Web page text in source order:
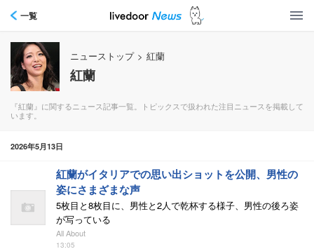
一覧
ニューストップ > 紅蘭
紅蘭
『紅蘭』に関するニュース記事一覧。トピックスで扱われた注目ニュースを掲載して
います。
2026年5月13日
紅蘭がイタリアでの思い出ショットを公開、男性の
姿にさまざまな声
5枚目と8枚目に、男性と2人で乾杯する様子、男性の後ろ姿
が写っている
All About
13:05